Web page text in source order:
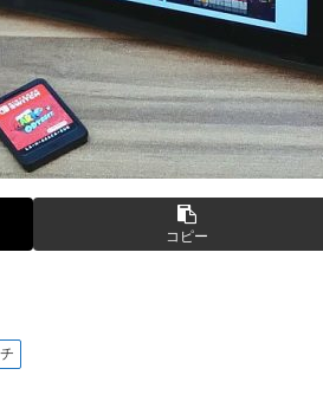
ャングリア沖縄ほんとーーーーーーー
本の普通のテレビ番組が最新SNSの数
映像化された時の衝撃
億円 過去3期との比較と通期95億円計画
の新規いるけど強いの？
になった男性、とんでもない姿で発見
【～交番女子の逆襲～】
てきた兄嫁！「テレビでも見せといてw
りに画像を投稿した結果→やっぱりワイ
・フリーダムが、2027年WNBAドラフト
トイ、爆誕。自宅や職場をパチンコ屋に
ゲーム！フリが露骨すぎる
コピー